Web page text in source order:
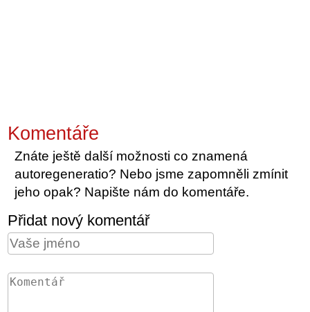
Komentáře
Znáte ještě další možnosti co znamená
autoregeneratio? Nebo jsme zapomněli zmínit
jeho opak? Napište nám do komentáře.
Přidat nový komentář